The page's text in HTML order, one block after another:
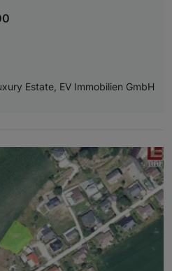
Estate, EV Immobilien GmbH